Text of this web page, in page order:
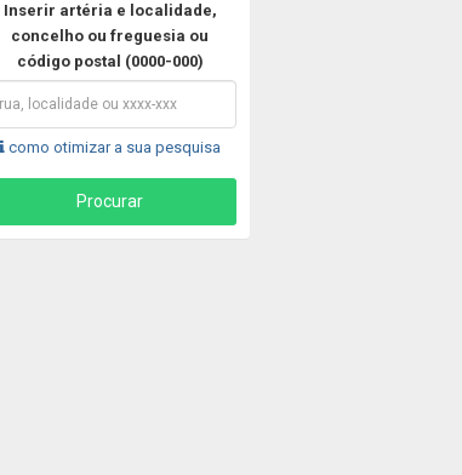
Inserir artéria e localidade,
concelho ou freguesia ou
código postal (0000-000)
como otimizar a sua pesquisa